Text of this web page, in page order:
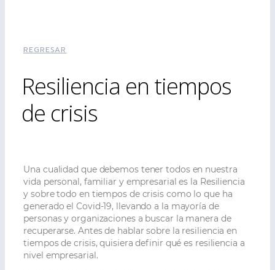
REGRESAR
Resiliencia en tiempos
de crisis
Una cualidad que debemos tener todos en nuestra
vida personal, familiar y empresarial es la Resiliencia
y sobre todo en tiempos de crisis como lo que ha
generado el Covid-19, llevando a la mayoría de
personas y organizaciones a buscar la manera de
recuperarse. Antes de hablar sobre la resiliencia en
tiempos de crisis, quisiera definir qué es resiliencia a
nivel empresarial.